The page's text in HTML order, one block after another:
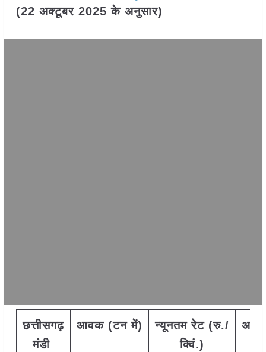
(22 अक्टूबर 2025 के अनुसार)
छत्तीसगढ़
मंडी
आवक (टन में) न्यूनतम रेट (रु./
क्विं.)